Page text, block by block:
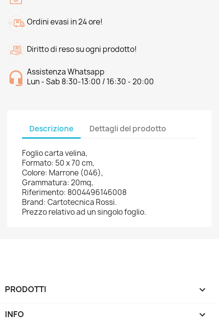
Ordini evasi in 24 ore!
Diritto di reso su ogni prodotto!
Assistenza Whatsapp
Lun - Sab 8:30-13:00 / 16:30 - 20:00
Descrizione Dettagli del prodotto
Foglio carta velina,
Formato: 50 x 70 cm,
Colore: Marrone (046),
Grammatura: 20mq,
Riferimento: 8004496146008
Brand: Cartotecnica Rossi.
Prezzo relativo ad un singolo foglio.
PRODOTTI 
INFO 